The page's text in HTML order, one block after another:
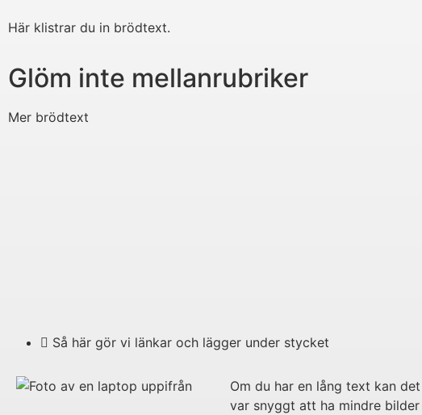
Här klistrar du in brödtext.
Glöm inte mellanrubriker
Mer brödtext
Så här gör vi länkar och lägger under stycket
Om du har en lång text kan det
var snyggt att ha mindre bilder